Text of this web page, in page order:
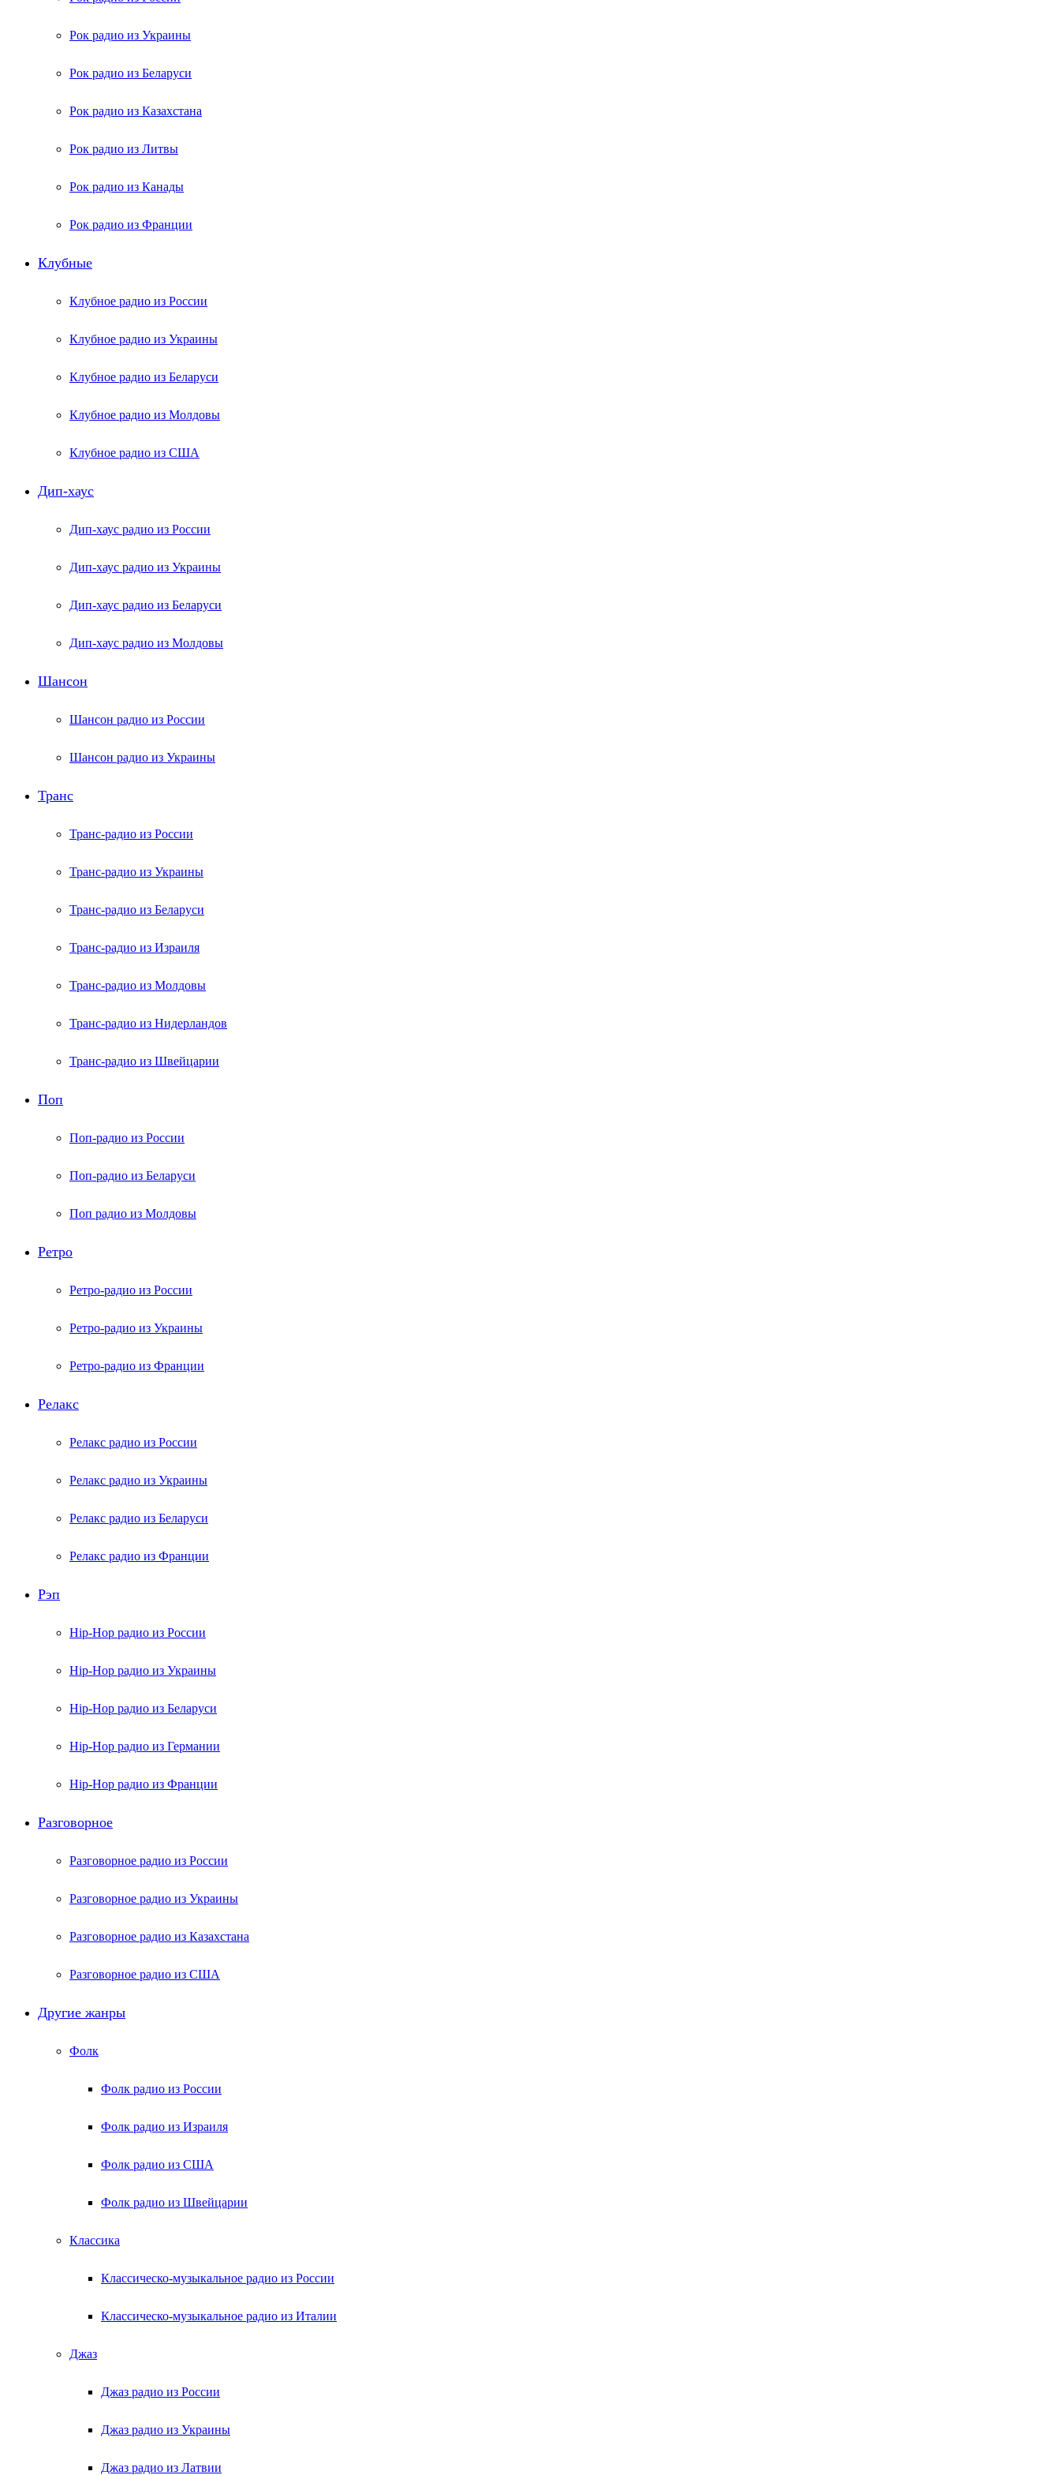
Рок радио из Украины
Рок радио из Беларуси
Рок радио из Казахстана
Рок радио из Литвы
Рок радио из Канады
Рок радио из Франции
Клубные
Клубное радио из России
Клубное радио из Украины
Клубное радио из Беларуси
Клубное радио из Молдовы
Клубное радио из США
Дип-хаус
Дип-хаус радио из России
Дип-хаус радио из Украины
Дип-хаус радио из Беларуси
Дип-хаус радио из Молдовы
Шансон
Шансон радио из России
Шансон радио из Украины
Транс
Транс-радио из России
Транс-радио из Украины
Транс-радио из Беларуси
Транс-радио из Израиля
Транс-радио из Молдовы
Транс-радио из Нидерландов
Транс-радио из Швейцарии
Поп
Поп-радио из России
Поп-радио из Беларуси
Поп радио из Молдовы
Ретро
Ретро-радио из России
Ретро-радио из Украины
Ретро-радио из Франции
Релакс
Релакс радио из России
Релакс радио из Украины
Релакс радио из Беларуси
Релакс радио из Франции
Рэп
Hip-Hop радио из России
Hip-Hop радио из Украины
Hip-Hop радио из Беларуси
Hip-Hop радио из Германии
Hip-Hop радио из Франции
Разговорное
Разговорное радио из России
Разговорное радио из Украины
Разговорное радио из Казахстана
Разговорное радио из США
Другие жанры
Фолк
Фолк радио из России
Фолк радио из Израиля
Фолк радио из США
Фолк радио из Швейцарии
Классика
Классическо-музыкальное радио из России
Классическо-музыкальное радио из Италии
Джаз
Джаз радио из России
Джаз радио из Украины
Джаз радио из Латвии